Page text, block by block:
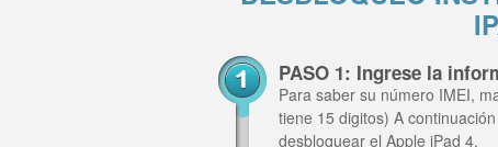
PASO 1: Ingrese la
Para saber su número IMEI,
tiene 15 digitos) A
desbloquear el Apple iPad 4.